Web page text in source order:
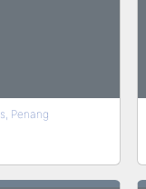
Penang